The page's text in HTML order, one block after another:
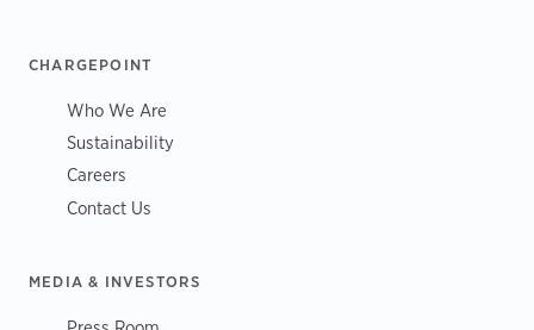
CHARGEPOINT
Who We Are
Sustainability
Careers
Contact Us
MEDIA & INVESTORS